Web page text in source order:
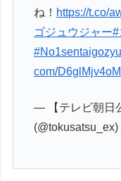
ね！ https://t.co/
ゴジュウジャー#
com/D6glMjv4oM
— 【テレビ朝日
(@tokusatsu_ex)